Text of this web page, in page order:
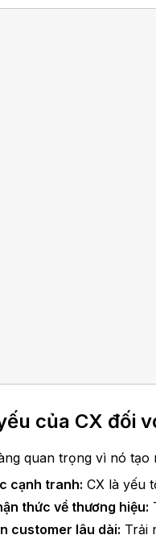
của CX đối
quan trọng vì nó
cạnh tranh: CX là yếu
thức về thương hiệu:
customer lâu dài: Trải